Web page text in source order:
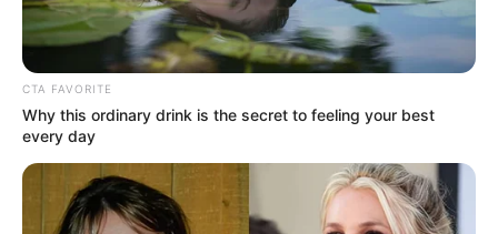
CTA FAVORITE
Why this ordinary drink is the secret to feeling your best
every day